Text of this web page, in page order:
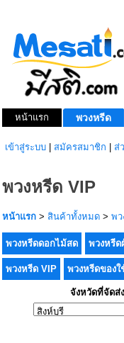
หน้าแรก พวงหรีด
เข้าสู่ระบบ สมัครสมาชิก ส่
พวงหรีด VIP
หน้าแรก > สินค้าทั้งหมด > พว
พวงหรีดดอกไม้สด พวงหรีด
พวงหรีด VIP พวงหรีดของใ
จังหวัดที่จัดส่